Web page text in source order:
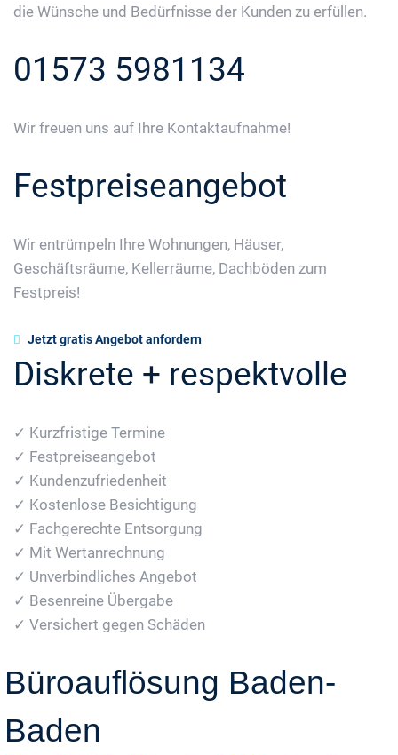
die Wünsche und Bedürfnisse der Kunden zu erfüllen.
01573 5981134
Wir freuen uns auf Ihre Kontaktaufnahme!
Festpreiseangebot
Wir entrümpeln Ihre Wohnungen, Häuser,
Geschäftsräume, Kellerräume, Dachböden zum
Festpreis!
Jetzt gratis Angebot anfordern
Diskrete + respektvolle
✓ Kurzfristige Termine
✓ Festpreiseangebot
✓ Kundenzufriedenheit
✓ Kostenlose Besichtigung
✓ Fachgerechte Entsorgung
✓ Mit Wertanrechnung
✓ Unverbindliches Angebot
✓ Besenreine Übergabe
✓ Versichert gegen Schäden
Büroauflösung Baden-
Baden